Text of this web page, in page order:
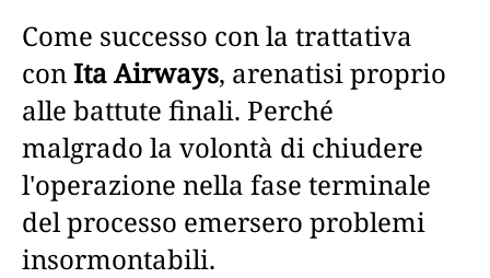
Come successo con la trattativa
conIta Airways, arenatisi proprio
alle battute finali. Perché
malgrado la volontà di chiudere
l'operazione nella fase terminale
del processo emersero problemi
insormontabili.